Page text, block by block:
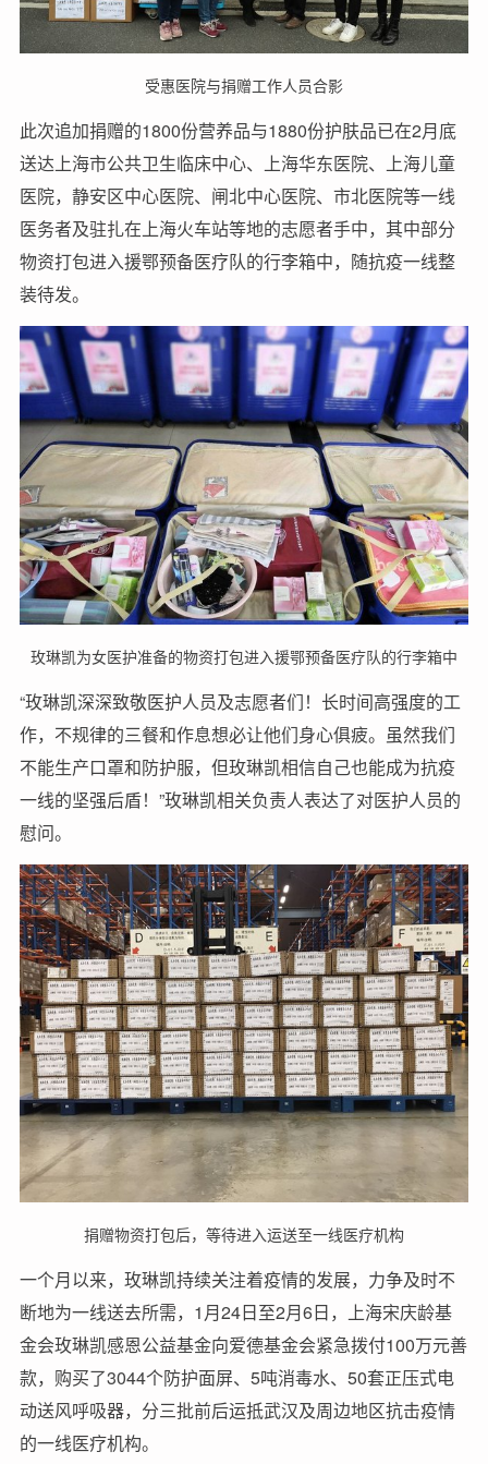
受惠医院与捐赠工作人员合影
此次追加捐赠的1800份营养品与1880份护肤品已在2月底
送达上海市公共卫生临床中心、上海华东医院、上海儿童
医院，静安区中心医院、闸北中心医院、市北医院等一线
医务者及驻扎在上海火车站等地的志愿者手中，其中部分
物资打包进入援鄂预备医疗队的行李箱中，随抗疫一线整
装待发。
玫琳凯为女医护准备的物资打包进入援鄂预备医疗队的行李箱中
“玫琳凯深深致敬医护人员及志愿者们！长时间高强度的工
作，不规律的三餐和作息想必让他们身心俱疲。虽然我们
不能生产口罩和防护服，但玫琳凯相信自己也能成为抗疫
一线的坚强后盾！”玫琳凯相关负责人表达了对医护人员的
慰问。
捐赠物资打包后，等待进入运送至一线医疗机构
一个月以来，玫琳凯持续关注着疫情的发展，力争及时不
断地为一线送去所需，1月24日至2月6日，上海宋庆龄基
金会玫琳凯感恩公益基金向爱德基金会紧急拨付100万元善
款，购买了3044个防护面屏、5吨消毒水、50套正压式电
动送风呼吸器，分三批前后运抵武汉及周边地区抗击疫情
的一线医疗机构。